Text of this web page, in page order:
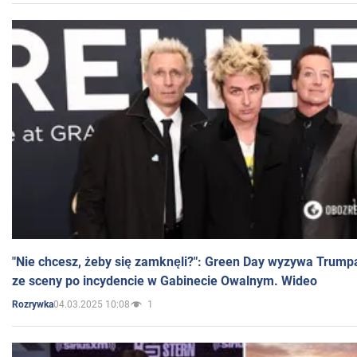
"Nie chcesz, żeby się zamknęli?": Green Day wyzywa
ze sceny po incydencie w Gabinecie Owalnym. Wideo
Rozrywka04.03.2025 10:08 1